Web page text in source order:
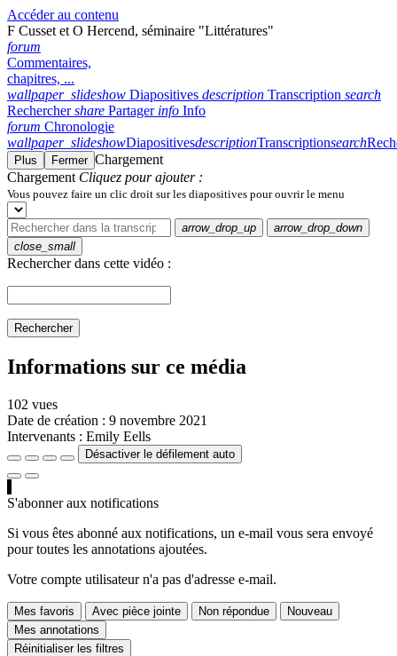
Accéder au contenu
F Cusset et O Hercend, séminaire "Littératures"
forum
Commentaires,
chapitres, ...
wallpaper_slideshow Diapositives description Transcription search
Rechercher share Partager info Info
forum Chronologie
wallpaper_slideshowDiapositivesdescriptionTranscriptionsearch
Plus Fermer Chargement
Chargement Cliquez pour ajouter :
Vous pouvez faire un clic droit sur les diapositives pour ouvrir le menu
arrow_drop_up
arrow_drop_down
close_small
Rechercher dans cette vidéo :
Rechercher
Informations sur ce média
102 vues
Date de création : 9 novembre 2021
Intervenants : Emily Eells
Désactiver le défilement auto
S'abonner aux notifications
Si vous êtes abonné aux notifications, un e-mail vous sera envoyé
pour toutes les annotations ajoutées.
Votre compte utilisateur n'a pas d'adresse e-mail.
Mes favoris Avec pièce jointe Non répondue
Nouveau
Mes annotations
Réinitialiser les filtres